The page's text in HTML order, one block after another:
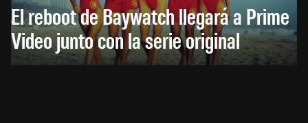
El reboot de Baywatch llegará a Prime
Video junto con la serie original